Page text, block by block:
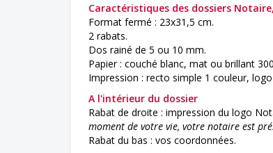
Caractéristiques des dossiers
Format fermé : 23x31,5 cm.
2 rabats.
Dos rainé de 5 ou 10 mm.
Papier : couché blanc, mat ou brillant
Impression : recto simple 1 couleur,
A l'intérieur du dossier
Rabat de droite : impression du logo
moment de votre vie, votre notaire est
Rabat du bas : vos coordonnées.